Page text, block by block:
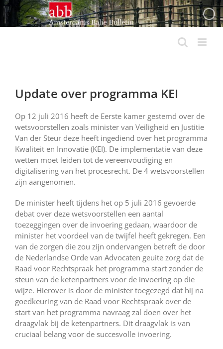
Ga
naar
inhoud
Update over programma KEI
Op 12 juli 2016 heeft de Eerste kamer gestemd over de
wetsvoorstellen zoals minister van Veiligheid en Justitie
Van der Steur deze heeft ingediend over het programma
Kwaliteit en Innovatie (KEI). De implementatie van deze
wetten moet leiden tot de vereenvoudiging en
digitalisering van het procesrecht. De 4 wetsvoorstellen
zijn aangenomen.
De minister heeft tijdens het op 5 juli 2016 gevoerde
debat over deze wetsvoorstellen een aantal
toezeggingen over de invoering gedaan, waardoor de
minister het voordeel van de twijfel heeft gekregen. Een
van de zorgen die zou zijn ondervangen betreft de door
de Nederlandse Orde van Advocaten geuite zorg dat de
Raad voor Rechtspraak het programma start zonder de
steun van de ketenpartners voor de invoering op die
wijze. Hierover is door de minister toegezegd dat hij na
goedkeuring van de Raad voor Rechtspraak over de
start van het programma navraag zal doen over het
draagvlak bij de ketenpartners. Dit draagvlak is van
cruciaal belang voor de succesvolle invoering.